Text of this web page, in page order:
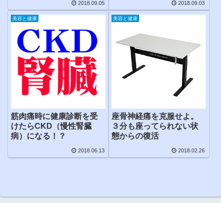
2018.09.05 2018.09.03
美容と健康
筋肉痛時に健康診断を受
けたらCKD（慢性腎臓
病）になる！？
2018.06.13
美容と健康
座骨神経痛を克服せよ。
３分も座ってられない状
態からの復活
2018.02.26